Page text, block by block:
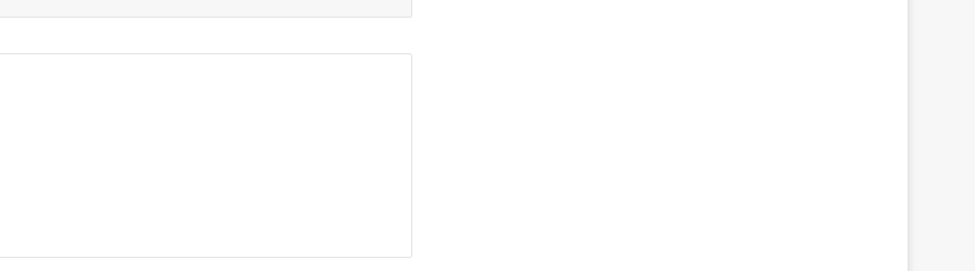
Lualaba : COMMUS Global SAS fait
au village Kapombo après un